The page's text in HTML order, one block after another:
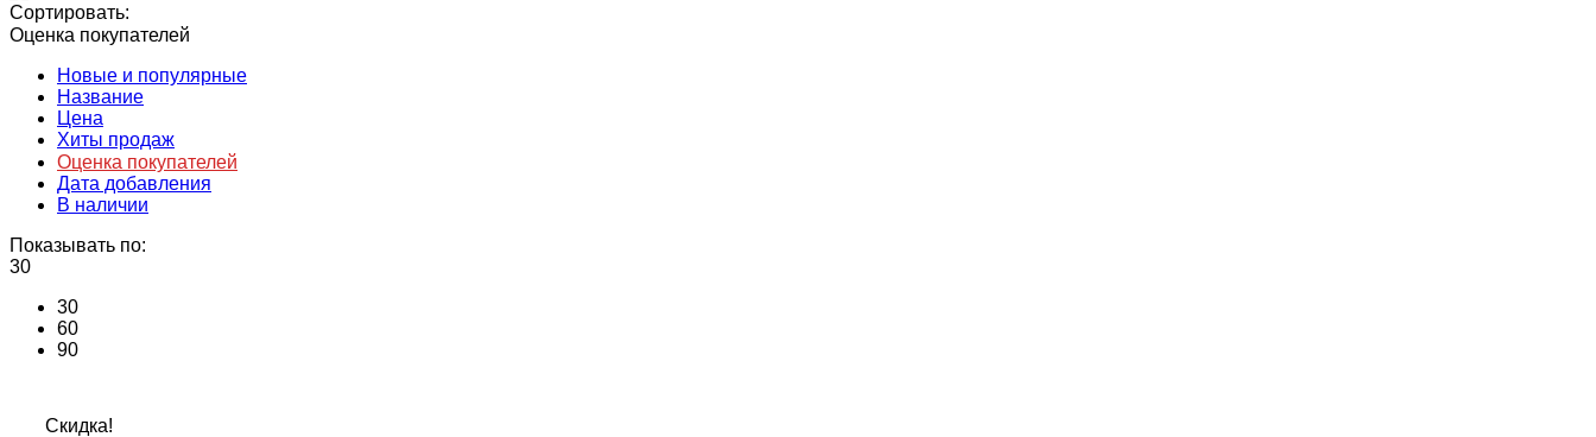
Сортировать:
Оценка покупателей
Новые и популярные
Название
Цена
Хиты продаж
Оценка покупателей
Дата добавления
В наличии
Показывать по:
30
30
60
90
Скидка!